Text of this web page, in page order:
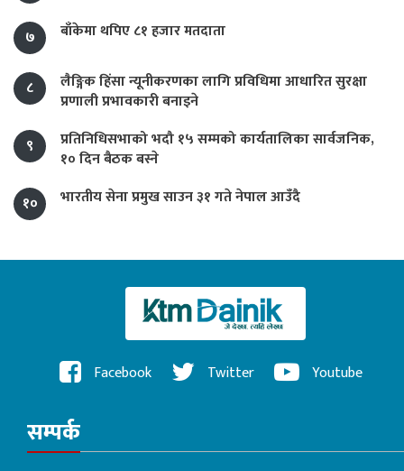
७ बाँकेमा थपिए ८१ हजार मतदाता
८
लैङ्गिक हिंसा न्यूनीकरणका लागि प्रविधिमा आधारित सुरक्षा
प्रणाली प्रभावकारी बनाइने
९
प्रतिनिधिसभाको भदौ १५ सम्मको कार्यतालिका सार्वजनिक,
१० दिन बैठक बस्ने
१०
भारतीय सेना प्रमुख साउन ३१ गते नेपाल आउँदै
Facebook Twitter Youtube
सम्पर्क